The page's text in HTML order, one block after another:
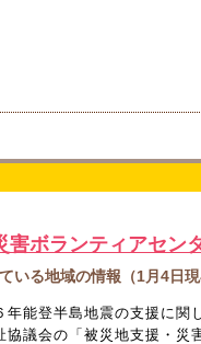
害ボランティアセン
いる地域の情報（1月4日
年能登半島地震の支援に
協議会の「被災地支援・